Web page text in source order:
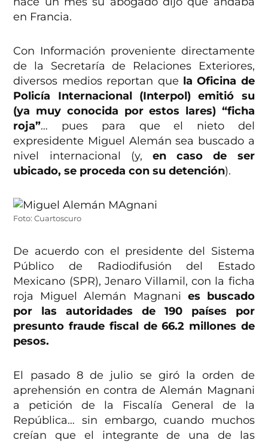
en Francia.
Con Información proveniente directamente
de la Secretaría de Relaciones Exteriores,
diversos medios reportan que la Oficina de
Policía Internacional (Interpol) emitió su
(ya muy conocida por estos lares) “ficha
roja”… pues para que el nieto del
expresidente Miguel Alemán sea buscado a
nivel internacional (y, en caso de ser
ubicado, se proceda con su detención).
Foto: Cuartoscuro
De acuerdo con el presidente del Sistema
Público de Radiodifusión del Estado
Mexicano (SPR), Jenaro Villamil, con la ficha
roja Miguel Alemán Magnani es buscado
por las autoridades de 190 países por
presunto fraude fiscal de 66.2 millones de
pesos.
El pasado 8 de julio se giró la orden de
aprehensión en contra de Alemán Magnani
a petición de la Fiscalía General de la
República… sin embargo, cuando muchos
creían que el integrante de una de las